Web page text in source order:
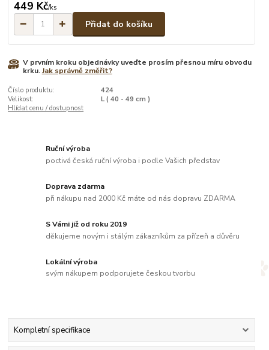
449 Kč/ks
Přidat do košíku
V prvním kroku objednávky uveďte prosím přesnou míru obvodu
krku.Jak správně změřit?
Číslo produktu:
424
Velikost:
L ( 40 - 49 cm )
Hlídat cenu / dostupnost
Ruční výroba
poctivá česká ruční výroba i podle Vašich představ
Doprava zdarma
při nákupu nad 2000 Kč máte od nás dopravu ZDARMA
S Vámi již od roku 2019
děkujeme novým i stálým zákazníkům za přízeň a důvěru
Lokální výroba
svým nákupem podporujete českou tvorbu
Kompletní specifikace